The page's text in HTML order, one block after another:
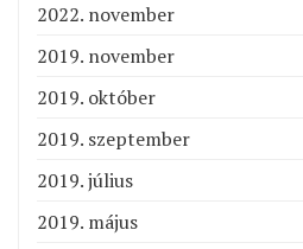
2022. november
2019. november
2019. október
2019. szeptember
2019. július
2019. május